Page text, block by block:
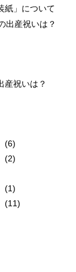
紙」について
産祝いは？
(6)
(2)
(1)
(11)